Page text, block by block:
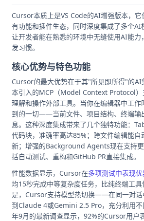
Cursor本质上是VS Code的AI增强版本，它
有功能和插件生态，同时深度集成了多个AI
让开发者能在熟悉的环境中无缝使用AI能力
发习惯。
核心优势与特色功能
Cursor的最大优势在于其"所见即所得"的AI
本引入的MCP（Model Context Protocol
理解和操作外部工具。当你在编辑器中工
到的一切——当前文件、项目结构、终端输
息。这种深度集成带来了几个独特功能：
代码块，准确率高达85%；跨文件编辑能自
新；增强的Background Agents现在支持
括自动测试、重构和GitHub PR直接集成。
性能数据显示，Cursor在多项测试中表现
均15秒完成中等复杂度任务，比纯终端工
是，Cursor支持模型热切换——在同一对话
到Claude 4或Gemini 2.5 Pro，充分利用
年9月的最新调查显示，92%的Cursor用户